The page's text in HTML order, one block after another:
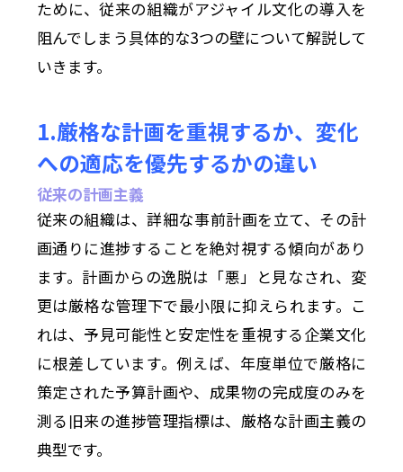
ために、従来の組織がアジャイル文化の導入を
阻んでしまう具体的な3つの壁について解説して
いきます。
1.厳格な計画を重視するか、変化
への適応を優先するかの違い
従来の計画主義
従来の組織は、詳細な事前計画を立て、その計
画通りに進捗することを絶対視する傾向があり
ます。計画からの逸脱は「悪」と見なされ、変
更は厳格な管理下で最小限に抑えられます。こ
れは、予見可能性と安定性を重視する企業文化
に根差しています。例えば、年度単位で厳格に
策定された予算計画や、成果物の完成度のみを
測る旧来の進捗管理指標は、厳格な計画主義の
典型です。